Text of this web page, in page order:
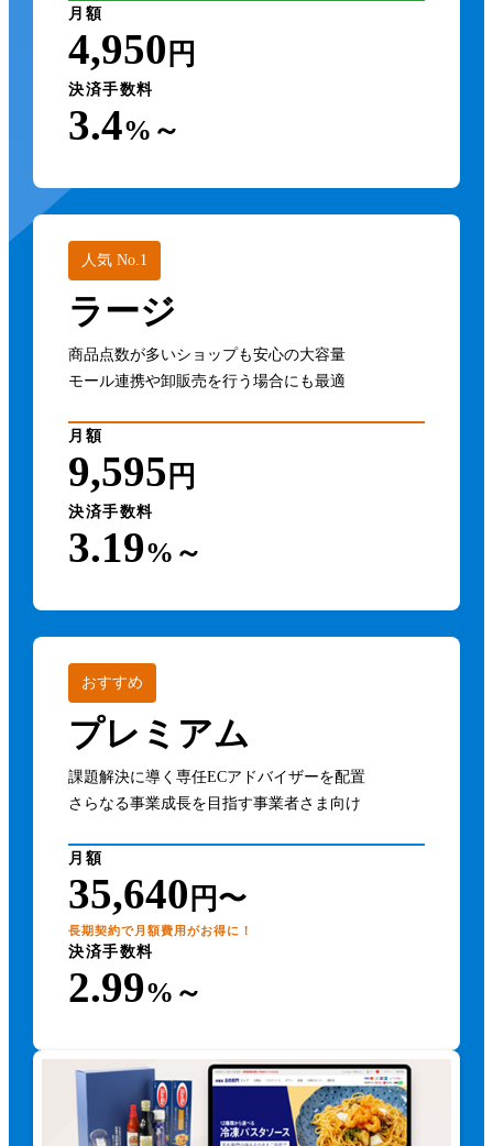
月額
4,950 円
決済手数料
3.4%～
人気 No.1
ラージ
商品点数が多いショップも安心の大容量
モール連携や卸販売を行う場合にも最適
月額
9,595 円
決済手数料
3.19%～
おすすめ
プレミアム
課題解決に導く専任ECアドバイザーを配置
さらなる事業成長を目指す事業者さま向け
月額
35,640 円〜
長期契約で月額費用がお得に！
決済手数料
2.99%～